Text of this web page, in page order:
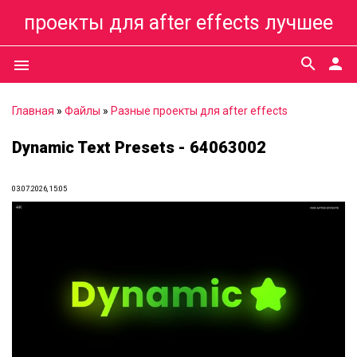
проекты для after effects лучшее
menu person
search
Главная » Файлы » Разные проекты для after effects
Dynamic Text Presets - 64063002
03.07.2026, 15:05